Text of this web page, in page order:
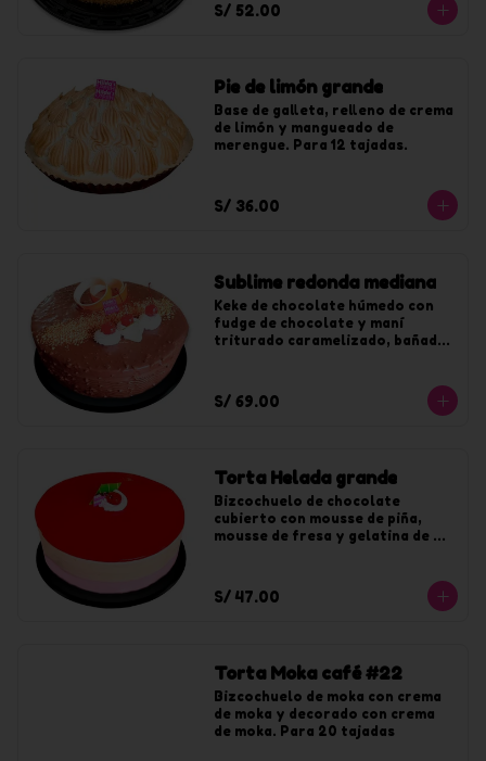
S/ 52.00
Pie de limón grande
Base de galleta, relleno de crema
de limón y mangueado de
merengue. Para 12 tajadas.
S/ 36.00
Sublime redonda mediana
Keke de chocolate húmedo con
fudge de chocolate y maní
triturado caramelizado, bañado
S/ 69.00
Torta Helada grande
Bizcochuelo de chocolate
cubierto con mousse de piña,
mousse de fresa y gelatina de
S/ 47.00
Torta Moka café #22
Bizcochuelo de moka con crema
de moka y decorado con crema
de moka. Para 20 tajadas